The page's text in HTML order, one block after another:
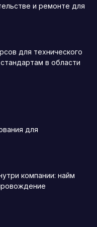
и ремонте для
для технического
в области
для
компании: найм